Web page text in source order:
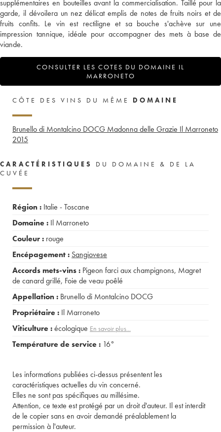
supplémentaires en bouteilles avant la commercialisation. Taillé pour la
garde, il dévoilera un nez délicat emplis de notes de fruits noirs et de
fruits confits. Le vin est rectiligne et sa bouche s'achève sur une
impression tannique, idéale pour accompagner des mets à base de
viande.
CONSULTER LES COTES DU DOMAINE IL
MARRONETO
CÔTE DES VINS DU MÊME DOMAINE
Brunello di Montalcino DOCG Madonna delle Grazie Il Marroneto
2015
CARACTÉRISTIQUES
DU DOMAINE & DE LA
CUVÉE
Région : Italie - Toscane
Domaine : Il Marroneto
Couleur : rouge
Encépagement : Sangiovese
Accords mets-vins : Pigeon farci aux champignons, Magret
de canard grillé, Foie de veau poêlé
Appellation : Brunello di Montalcino DOCG
Propriétaire : Il Marroneto
Viticulture :écologique En savoir plus...
Température de service : 16°
Les informations publiées ci-dessus présentent les
caractéristiques actuelles du vin concerné.
Elles ne sont pas spécifiques au millésime.
Attention, ce texte est protégé par un droit d'auteur. Il est interdit
de le copier sans en avoir demandé préalablement la
permission à l'auteur.